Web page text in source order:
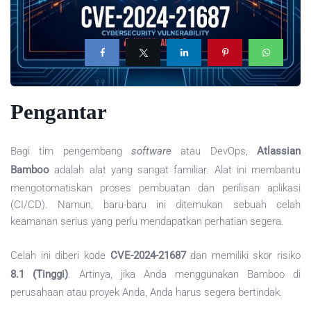
Pengantar
Bagi tim pengembang software atau DevOps, Atlassian
Bamboo adalah alat yang sangat familiar. Alat ini membantu
mengotomatiskan proses pembuatan dan perilisan aplikasi
(CI/CD). Namun, baru-baru ini ditemukan sebuah celah
keamanan serius yang perlu mendapatkan perhatian segera.
Celah ini diberi kode CVE-2024-21687dan memiliki skor risiko
8.1 (Tinggi). Artinya, jika Anda menggunakan Bamboo di
perusahaan atau proyek Anda, Anda harus segera bertindak.